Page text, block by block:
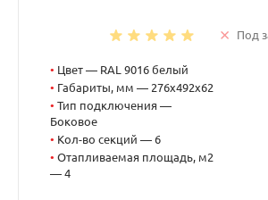
Под
• Цвет — RAL 9016 белый
• Габариты, мм — 276x492x62
• Тип подключения —
Боковое
• Кол-во секций — 6
• Отапливаемая площадь, м2
— 4